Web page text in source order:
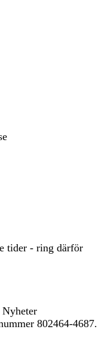
tider - ring därför
Nyheter
802464-4687.